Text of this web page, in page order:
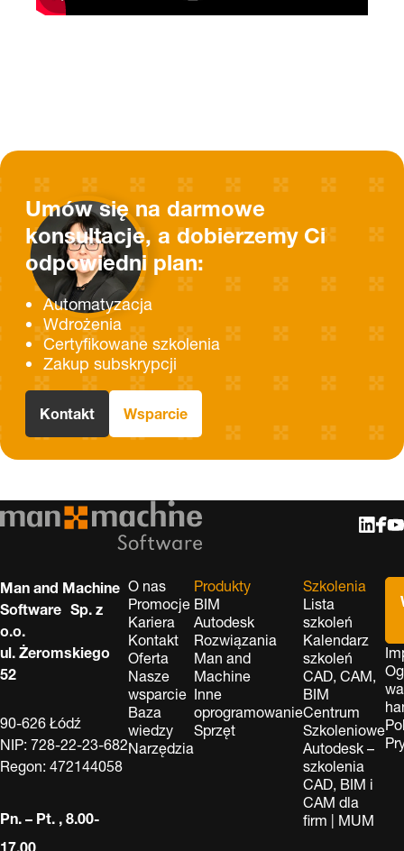
Umów się na darmowe
konsultacje, a dobierzemy Ci
odpowiedni plan:
Automatyzacja
Wdrożenia
Certyfikowane szkolenia
Zakup subskrypcji
Kontakt Wsparcie
Man and Machine
Software Sp. z
o.o.
ul. Żeromskiego
52
90-626 Łódź
NIP: 728-22-23-682
Regon: 472144058
Pn. – Pt. , 8.00-
17.00
O nas
Promocje
Kariera
Kontakt
Oferta
Nasze
wsparcie
Baza
wiedzy
Narzędzia
Produkty
BIM
Autodesk
Rozwiązania
Man and
Machine
Inne
oprogramowanie
Sprzęt
Szkolenia
Lista
szkoleń
Kalendarz
szkoleń
CAD, CAM,
BIM
Centrum
Szkoleniowe
Autodesk –
szkolenia
CAD, BIM i
CAM dla
firm | MUM